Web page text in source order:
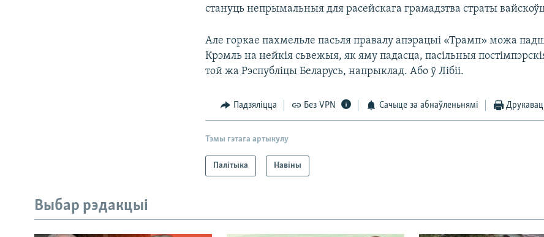
стануць непрымальныя для расейскага грамадзтва страты
Але горкае пахмельле пасьля правалу апэрацыі «Трамп» можа
Крэмль на нейкія сьвежыя, як яму падасца, пасільныя
той жа Рэспубліцы Беларусь, напрыклад. Або ў Лібіі.
Падзяліцца Без VPN Сачыце за абнаўленьнямі
Тэмы гэтага артыкулу
Палітыка Навіны
Выбар рэдакцыі